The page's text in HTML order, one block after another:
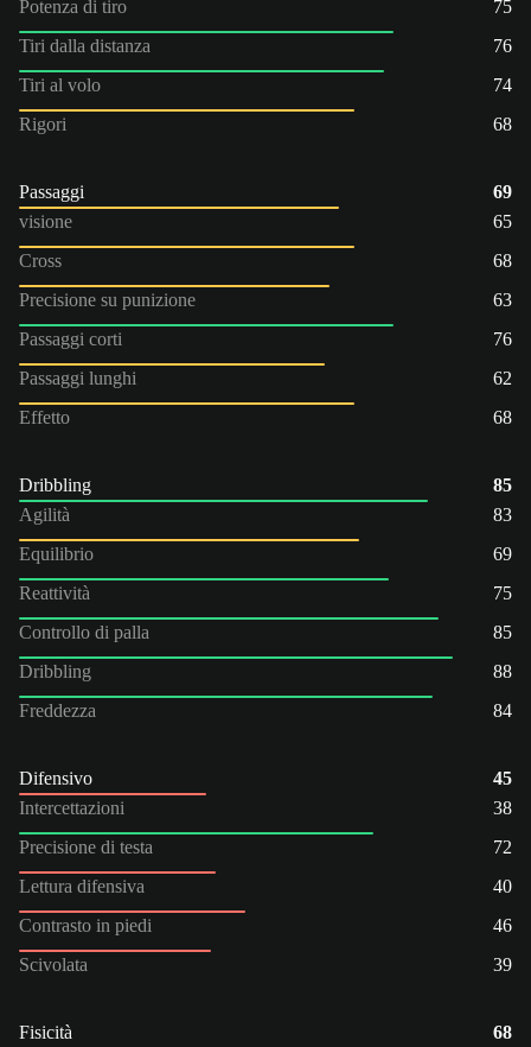
Potenza di tiro
75
Tiri dalla distanza
76
Tiri al volo
74
Rigori
68
Passaggi
69
visione
65
Cross
68
Precisione su punizione
63
Passaggi corti
76
Passaggi lunghi
62
Effetto
68
Dribbling
85
Agilità
83
Equilibrio
69
Reattività
75
Controllo di palla
85
Dribbling
88
Freddezza
84
Difensivo
45
Intercettazioni
38
Precisione di testa
72
Lettura difensiva
40
Contrasto in piedi
46
Scivolata
39
Fisicità
68